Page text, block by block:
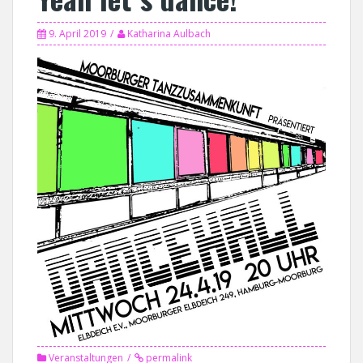
9. April 2019 Katharina Aulbach
Veranstaltungen permalink